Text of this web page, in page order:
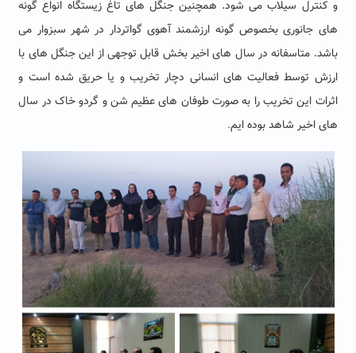
و کنترل سیلاب می شود. همچنین جنگل های تاغ زیستگاه انواع گونه
های جانوری بخصوص گونه ارزشمند آهوی گواتردار در شهر سبزوار می
باشد. متاسفانه در سال های اخیر بخش قابل توجهی از این جنگل های با
ارزش توسط فعالیت های انسانی دچار تخریب و یا حریق شده است و
اثرات این تخریب را به صورت طوفان های عظیم شن و گردو خاک در سال
های اخیر شاهد بوده ایم.